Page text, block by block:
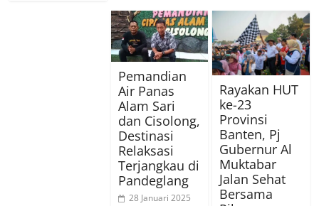
Pemandian
Air Panas
Alam Sari
dan Cisolong,
Destinasi
Relaksasi
Terjangkau di
Pandeglang
28 Januari 2025
Rayakan HUT
ke-23
Provinsi
Banten, Pj
Gubernur Al
Muktabar
Jalan Sehat
Bersama